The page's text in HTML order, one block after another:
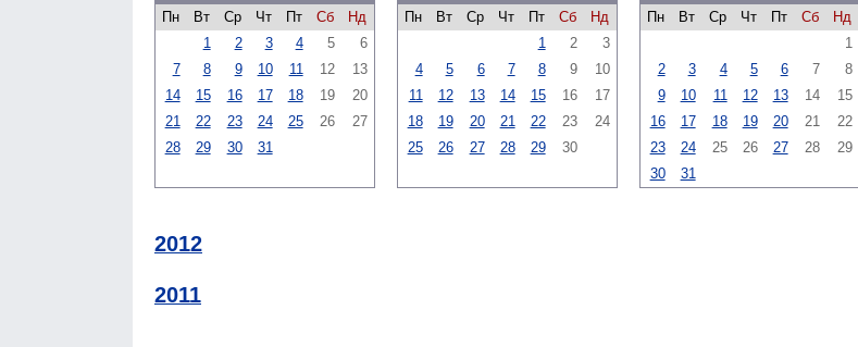
Пн
Вт Ср Чт Пт Сб
Нд
1
2 3 4 5
6
7
8 9 10 11 12
13
14
15 16 17 18 19
20
21
22 23 24 25 26
27
28
29 30 31
Пн
Вт Ср Чт Пт Сб
Нд
1
2
3
4
5 6 7 8 9
10
11
12 13 14 15 16
17
18
19 20 21 22 23
24
25
26 27 28 29 30
Пн
Вт Ср Чт Пт Сб
Нд
1
2
3 4 5 6 7
8
9
10 11 12 13 14
15
16
17 18 19 20 21
22
23
24 25 26 27 28
29
30
31
2012
2011